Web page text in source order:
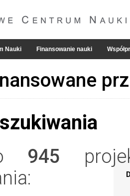
Nauki Finansowanie nauki
945